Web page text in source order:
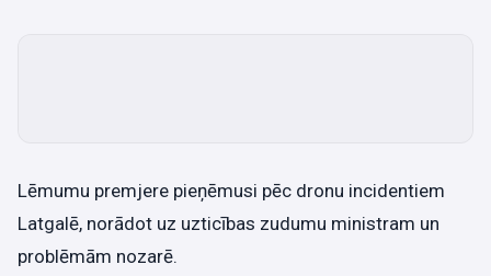
Lēmumu premjere pieņēmusi pēc dronu incidentiem
Latgalē, norādot uz uzticības zudumu ministram un
problēmām nozarē.